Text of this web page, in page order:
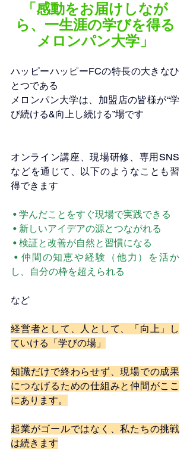
「感動をお届けしなが
ら、一生涯の学びを得る
メロンパン大学」
ハッピーハッピーFCの特長の大きなひ
とつである
メロンパン大学は、加盟店の皆様が“学
び続ける&向上し続ける”場です
オンライン講座、現場研修、専用SNS
などを通じて、以下のようなことも習
得できます
• 学んだことをすぐ現場で実践できる
• 新しいアイデアの源とつながれる
• 検証と改善が自然と習慣になる
• 仲間の知恵や経験（他力）を活か
し、自分の枠を超えられる
など
経営者として、人として、「向上」し
ていける「学びの場」
知識だけで終わらせず、現場での成果
につなげるための仕組みと仲間がここ
にあります。
起業がゴールではなく、私たちの挑戦
は続きます